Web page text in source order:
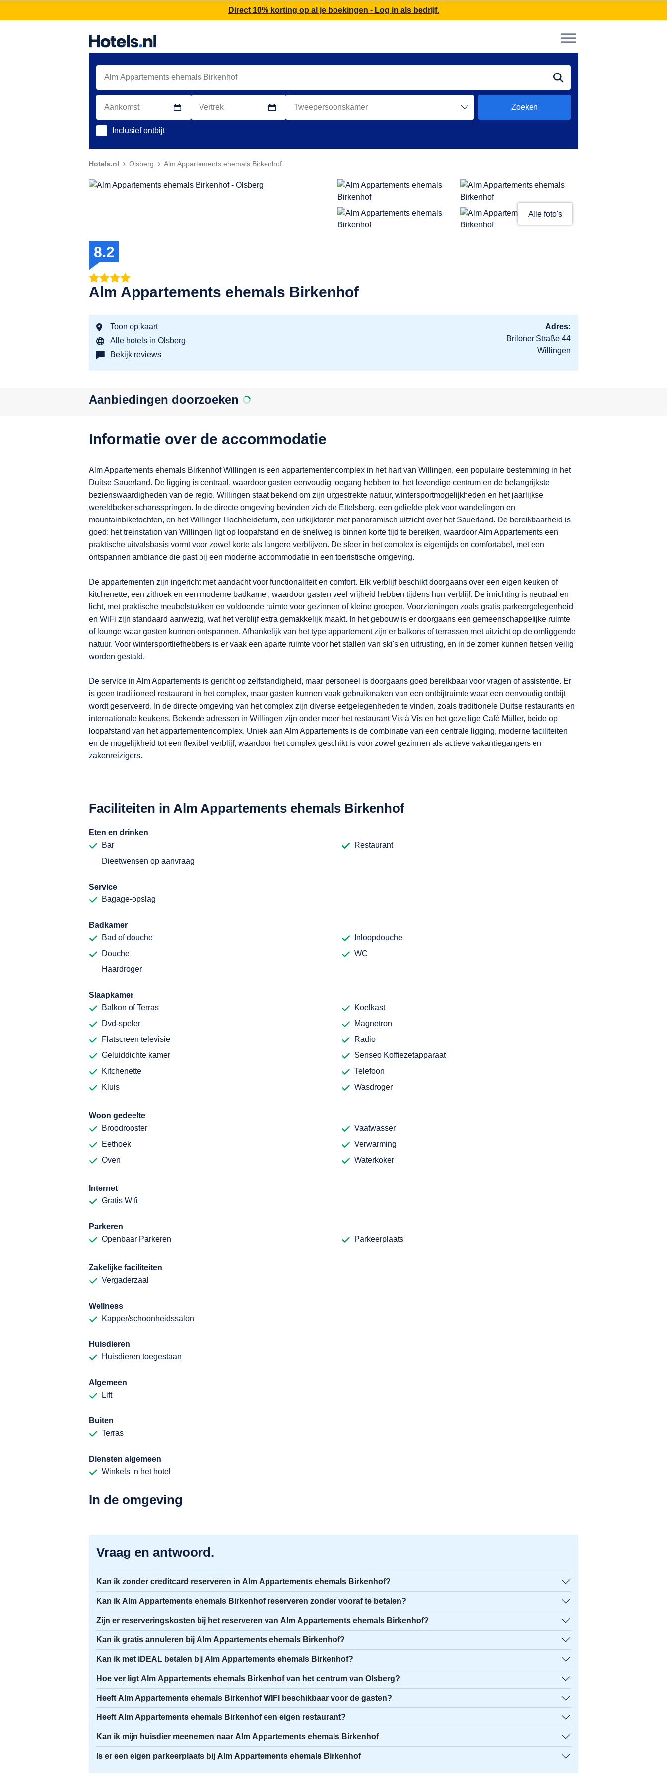
Direct 10% korting op al je boekingen - Log in als bedrijf.
Zoeken
Inclusief ontbijt
Hotels.nl Olsberg Alm Appartements ehemals Birkenhof
Alle foto's
8.2
Alm Appartements ehemals Birkenhof
Toon op kaart
Alle hotels in Olsberg
Bekijk reviews
Adres:
Briloner Straße 44
Willingen
Aanbiedingen doorzoeken
Informatie over de accommodatie
Alm Appartements ehemals Birkenhof Willingen is een appartementencomplex in het hart van Willingen, een populaire bestemming in het
Duitse Sauerland. De ligging is centraal, waardoor gasten eenvoudig toegang hebben tot het levendige centrum en de belangrijkste
bezienswaardigheden van de regio. Willingen staat bekend om zijn uitgestrekte natuur, wintersportmogelijkheden en het jaarlijkse
wereldbeker-schansspringen. In de directe omgeving bevinden zich de Ettelsberg, een geliefde plek voor wandelingen en
mountainbiketochten, en het Willinger Hochheideturm, een uitkijktoren met panoramisch uitzicht over het Sauerland. De bereikbaarheid is
goed: het treinstation van Willingen ligt op loopafstand en de snelweg is binnen korte tijd te bereiken, waardoor Alm Appartements een
praktische uitvalsbasis vormt voor zowel korte als langere verblijven. De sfeer in het complex is eigentijds en comfortabel, met een
ontspannen ambiance die past bij een moderne accommodatie in een toeristische omgeving.
De appartementen zijn ingericht met aandacht voor functionaliteit en comfort. Elk verblijf beschikt doorgaans over een eigen keuken of
kitchenette, een zithoek en een moderne badkamer, waardoor gasten veel vrijheid hebben tijdens hun verblijf. De inrichting is neutraal en
licht, met praktische meubelstukken en voldoende ruimte voor gezinnen of kleine groepen. Voorzieningen zoals gratis parkeergelegenheid
en WiFi zijn standaard aanwezig, wat het verblijf extra gemakkelijk maakt. In het gebouw is er doorgaans een gemeenschappelijke ruimte
of lounge waar gasten kunnen ontspannen. Afhankelijk van het type appartement zijn er balkons of terrassen met uitzicht op de omliggende
natuur. Voor wintersportliefhebbers is er vaak een aparte ruimte voor het stallen van ski's en uitrusting, en in de zomer kunnen fietsen veilig
worden gestald.
De service in Alm Appartements is gericht op zelfstandigheid, maar personeel is doorgaans goed bereikbaar voor vragen of assistentie. Er
is geen traditioneel restaurant in het complex, maar gasten kunnen vaak gebruikmaken van een ontbijtruimte waar een eenvoudig ontbijt
wordt geserveerd. In de directe omgeving van het complex zijn diverse eetgelegenheden te vinden, zoals traditionele Duitse restaurants en
internationale keukens. Bekende adressen in Willingen zijn onder meer het restaurant Vis à Vis en het gezellige Café Müller, beide op
loopafstand van het appartementencomplex. Uniek aan Alm Appartements is de combinatie van een centrale ligging, moderne faciliteiten
en de mogelijkheid tot een flexibel verblijf, waardoor het complex geschikt is voor zowel gezinnen als actieve vakantiegangers en
zakenreizigers.
Faciliteiten in Alm Appartements ehemals Birkenhof
Eten en drinken
Bar
Dieetwensen op aanvraag
Restaurant
Service
Bagage-opslag
Badkamer
Bad of douche
Douche
Haardroger
Inloopdouche
WC
Slaapkamer
Balkon of Terras
Dvd-speler
Flatscreen televisie
Geluiddichte kamer
Kitchenette
Kluis
Koelkast
Magnetron
Radio
Senseo Koffiezetapparaat
Telefoon
Wasdroger
Woon gedeelte
Broodrooster
Eethoek
Oven
Vaatwasser
Verwarming
Waterkoker
Internet
Gratis Wifi
Parkeren
Openbaar Parkeren
Parkeerplaats
Zakelijke faciliteiten
Vergaderzaal
Wellness
Kapper/schoonheidssalon
Huisdieren
Huisdieren toegestaan
Algemeen
Lift
Buiten
Terras
Diensten algemeen
Winkels in het hotel
In de omgeving
Vraag en antwoord.
Kan ik zonder creditcard reserveren in Alm Appartements ehemals Birkenhof?
Kan ik Alm Appartements ehemals Birkenhof reserveren zonder vooraf te betalen?
Zijn er reserveringskosten bij het reserveren van Alm Appartements ehemals Birkenhof?
Kan ik gratis annuleren bij Alm Appartements ehemals Birkenhof?
Kan ik met iDEAL betalen bij Alm Appartements ehemals Birkenhof?
Hoe ver ligt Alm Appartements ehemals Birkenhof van het centrum van Olsberg?
Heeft Alm Appartements ehemals Birkenhof WIFI beschikbaar voor de gasten?
Heeft Alm Appartements ehemals Birkenhof een eigen restaurant?
Kan ik mijn huisdier meenemen naar Alm Appartements ehemals Birkenhof
Is er een eigen parkeerplaats bij Alm Appartements ehemals Birkenhof